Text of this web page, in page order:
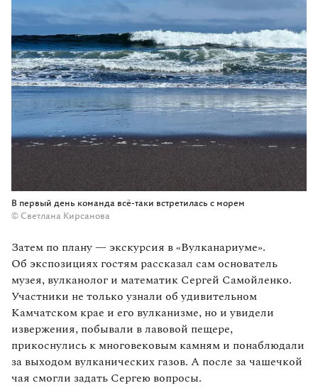
В первый день команда всё-таки встретилась с морем
© Светлана Кирсанова
Затем по плану — экскурсия в «Вулканариуме».
Об экспозициях гостям рассказал сам основатель
музея, вулканолог и математик Сергей Самойленко.
Участники не только узнали об удивительном
Камчатском крае и его вулканизме, но и увидели
извержения, побывали в лавовой пещере,
прикоснулись к многовековым камням и понаблюдали
за выходом вулканических газов. А после за чашечкой
чая смогли задать Сергею вопросы.